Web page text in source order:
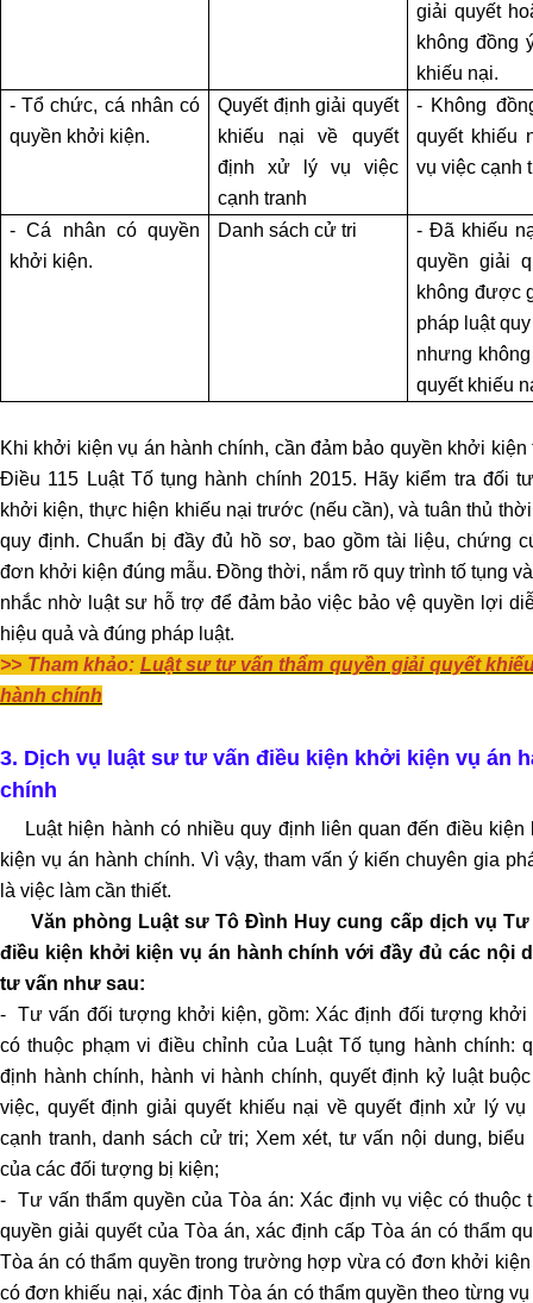
VẤN
PHÁP
LUẬT
HÔN
TƯ
VẤN
ĐƠN
PHƯƠNG
LY
HÔN
TƯ
VẤN
THUẬN
LY
HÔN
TƯ
VẤN
LY
HÔN
CÓ
YẾU
TỐ
NƯỚC
NGOÀI
TƯ
VẤN
GIÀNH
QUYỀN
NUÔI
CON
KHI
giải quyết
không đồng
khiếu nại.
- Tổ chức, cá nhân có
quyền khởi kiện.
Quyết định giải quyết
khiếu nại về quyết
định xử lý vụ việc
cạnh tranh
- Không
quyết khiếu
vụ việc cạnh
- Cá nhân có quyền
khởi kiện.
Danh sách cử tri
- Đã khiếu
quyền giải
không được
pháp luật
nhưng
quyết khiếu
Khi khởi kiện vụ án hành chính, cần đảm bảo quyền khởi kiện
Điều 115 Luật Tố tụng hành chính 2015. Hãy kiểm tra đối
khởi kiện, thực hiện khiếu nại trước (nếu cần), và tuân thủ
quy định. Chuẩn bị đầy đủ hồ sơ, bao gồm tài liệu, chứng
đơn khởi kiện đúng mẫu. Đồng thời, nắm rõ quy trình tố tụng
nhắc nhờ luật sư hỗ trợ để đảm bảo việc bảo vệ quyền lợi
hiệu quả và đúng pháp luật.
>> Tham khảo: Luật sư tư vấn thẩm quyền giải quyết
hành chính
3. Dịch vụ luật sư tư vấn điều kiện khởi kiện vụ án
chính
Luật hiện hành có nhiều quy định liên quan đến điều kiện
kiện vụ án hành chính. Vì vậy, tham vấn ý kiến chuyên gia
là việc làm cần thiết.
Văn phòng Luật sư Tô Đình Huy cung cấp dịch vụ Tư
điều kiện khởi kiện vụ án hành chính với đầy đủ các nội
tư vấn như sau:
- Tư vấn đối tượng khởi kiện, gồm: Xác định đối tượng khởi
có thuộc phạm vi điều chỉnh của Luật Tố tụng hành chính:
định hành chính, hành vi hành chính, quyết định kỷ luật
việc, quyết định giải quyết khiếu nại về quyết định xử lý vụ
cạnh tranh, danh sách cử tri; Xem xét, tư vấn nội dung, biểu
của các đối tượng bị kiện;
- Tư vấn thẩm quyền của Tòa án: Xác định vụ việc có thuộc
quyền giải quyết của Tòa án, xác định cấp Tòa án có thẩm
Tòa án có thẩm quyền trong trường hợp vừa có đơn khởi
có đơn khiếu nại, xác định Tòa án có thẩm quyền theo từng